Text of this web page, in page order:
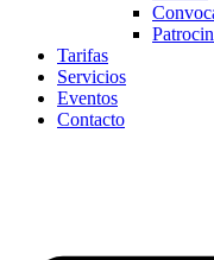
Tarifas
Servicios
Eventos
Contacto